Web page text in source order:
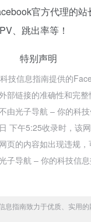
官方代理的站
、跳出率等！
特别声明
技信息指南提供的
部链接的准确性和完
由光子导航 – 你的科
下午5:25收录时，该
页的内容如出现违规
子导航 – 你的科技信
息指南致力于优质、实用